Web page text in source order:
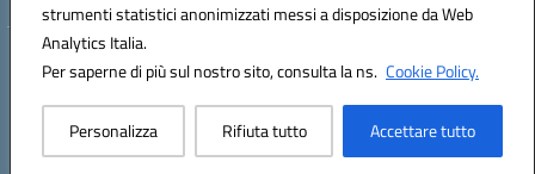
strumenti statistici anonimizzati messi a disposizione da Web
Analytics Italia.
Per saperne di più sul nostro sito, consulta la ns. Cookie Policy.
Personalizza Rifiuta tutto Accettare tutto
Hosting & Powered by 3D Solution S.r.l.
Concept & Design by Designers Italia